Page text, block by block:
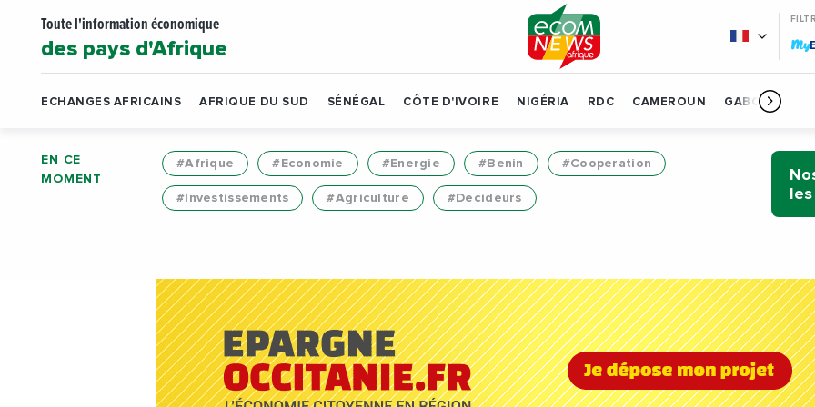
Toute l'information économique
des pays d'Afrique My
ECHANGES AFRICAINS AFRIQUE DU SUD SÉNÉGAL CÔTE D'IVOIRE NIGÉRIA RDC CAMEROUN GABON
EN CE
MOMENT
#Afrique #Economie #Energie #Benin #Cooperation
#Investissements #Agriculture #Decideurs